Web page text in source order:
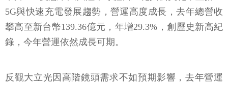
5G與快速充電發展趨勢，營運高度成長，去年總營收
攀高至新台幣139.36億元，年增29.3%，創歷史新高紀
錄，今年營運依然成長可期。
反觀大立光因高階鏡頭需求不如預期影響，去年營運